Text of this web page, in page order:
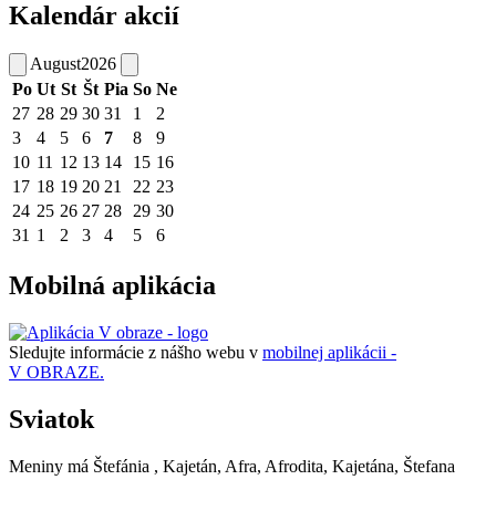
Kalendár akcií
August2026
Po Ut St Št Pia So Ne
27 28 29 30 31 1
2
3
4 5 6 7 8
9
10 11 12 13 14 15 16
17 18 19 20 21 22 23
24 25 26 27 28 29 30
31 1 2 3 4 5 6
Mobilná aplikácia
Sledujte informácie z nášho webu v mobilnej aplikácii -
V OBRAZE.
Sviatok
Meniny má Štefánia , Kajetán, Afra, Afrodita, Kajetána, Štefana